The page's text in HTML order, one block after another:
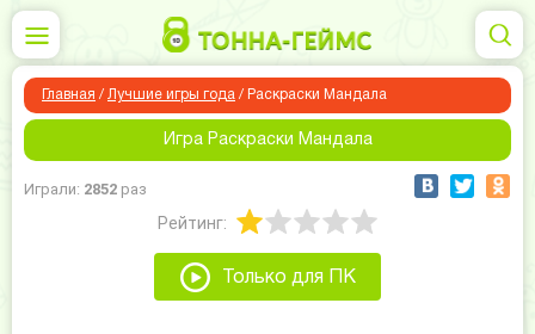
Главная / Лучшие игры года / Раскраски Мандала
Игра Раскраски Мандала
Играли: 2852 раз
Рейтинг:
Только для ПК